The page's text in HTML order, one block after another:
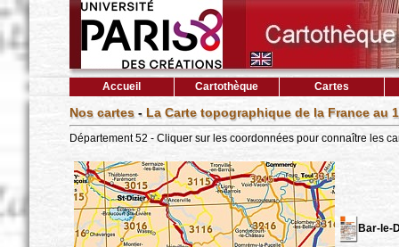
Accueil Cartothèque Cartes
Nos cartes- La Carte topographique de la France au
Département 52 - Cliquer sur les coordonnées pour connaître les
Bar-le-